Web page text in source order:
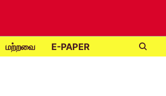
மற்றவை E-PAPER